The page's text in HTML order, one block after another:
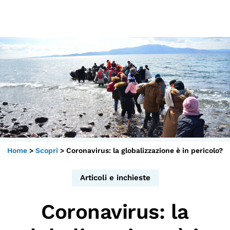
Vai
al
contenuto
Sostieni
App
Sala di Lettura
LA FONDAZIONE
Archivio
Archivi del presente
Home > Scopri > Coronavirus: la globalizzazione è in pericolo?
Articoli e inchieste
Coronavirus: la